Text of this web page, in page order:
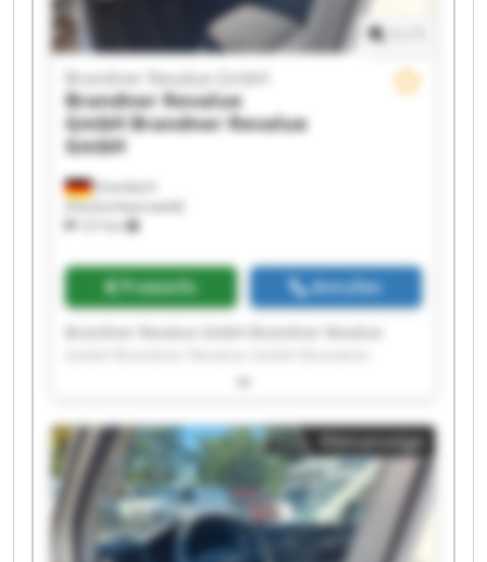
Eisenbach
(Hochschwarzwald)
Brandner Revalue GmbH
Brandner Revalue
GmbHBrandner Revalue
GmbH
Preisinfo Anrufen
Revalue GmbH Brandner Revalue GmbH
GmbH Brandner Revalue GmbH Brandner
Revalue GmbH Brandner Revalue GmbH
Brandner Revalue GmbH Brandner Revalue
GmbH Brandner Revalue GmbH Brandner
Revalue GmbH Brandner Revalue GmbH
Brandner Revalue GmbH Brandner Revalue
Kleinanzeige